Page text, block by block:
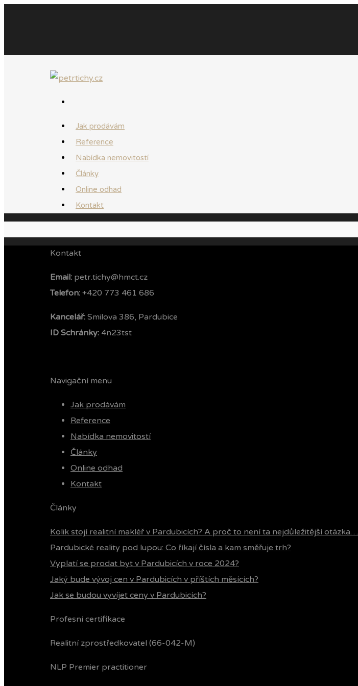
Jak prodávám
Reference
Nabídka nemovitostí
Články
Online odhad
Kontakt
Kontakt
Email: petr.tichy@hmct.cz
Telefon: ‭ +420 773 461 686‬
Kancelář: Smilova 386, Pardubice
ID Schránky: 4n23tst
Navigační menu
Jak prodávám
Reference
Nabídka nemovitostí
Články
Online odhad
Kontakt
Články
Kolik stojí realitní makléř v Pardubicích? A proč to není ta nejdůležitější otázka…
Pardubické reality pod lupou: Co říkají čísla a kam směřuje trh?
Vyplatí se prodat byt v Pardubicích v roce 2024?
Jaký bude vývoj cen v Pardubicích v příštích měsících?
Jak se budou vyvíjet ceny v Pardubicích?
Profesní certifikace
Realitní zprostředkovatel (66-042-M)
NLP Premier practitioner